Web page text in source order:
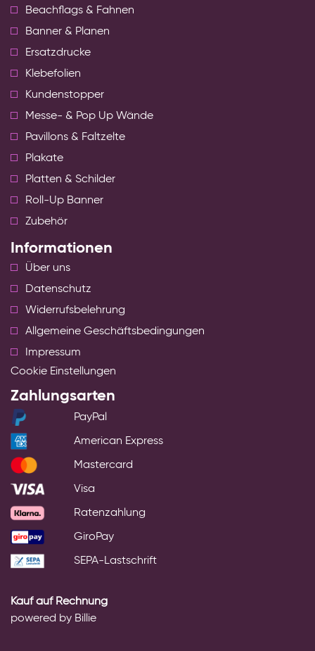
Beachflags & Fahnen
Banner & Planen
Ersatzdrucke
Klebefolien
Kundenstopper
Messe- & Pop Up Wände
Pavillons & Faltzelte
Plakate
Platten & Schilder
Roll-Up Banner
Zubehör
Informationen
Über uns
Datenschutz
Widerrufsbelehrung
Allgemeine Geschäftsbedingungen
Impressum
Cookie Einstellungen
Zahlungsarten
PayPal
American Express
Mastercard
Visa
Ratenzahlung
GiroPay
SEPA-Lastschrift
Kauf auf Rechnung
powered by Billie